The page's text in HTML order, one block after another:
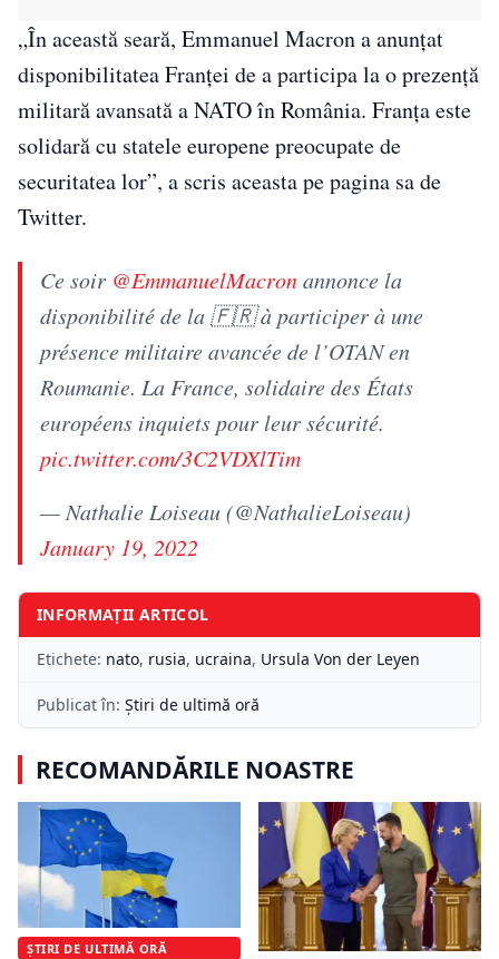
„În această seară, Emmanuel Macron a anunţat
disponibilitatea Franţei de a participa la o prezenţă
militară avansată a NATO în România. Franţa este
solidară cu statele europene preocupate de
securitatea lor”, a scris aceasta pe pagina sa de
Twitter.
Ce soir @EmmanuelMacronannonce la
disponibilité de la 🇫🇷 à participer à une
présence militaire avancée de l’OTAN en
Roumanie. La France, solidaire des États
européens inquiets pour leur sécurité.
pic.twitter.com/3C2VDXlTim
— Nathalie Loiseau (@NathalieLoiseau)
January 19, 2022
INFORMAȚII ARTICOL
Etichete: nato, rusia, ucraina, Ursula Von der Leyen
Publicat în: Știri de ultimă oră
RECOMANDĂRILE NOASTRE
ȘTIRI DE ULTIMĂ ORĂ